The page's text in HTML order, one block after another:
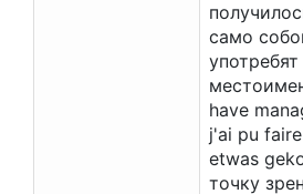
само
have
j'ai pu
etwas
точку